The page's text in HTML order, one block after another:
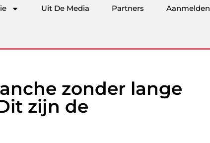
Uit De Media Partners Aanmelden
zonder lange
zijn de